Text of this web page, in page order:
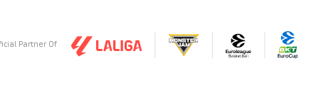
Partner Of